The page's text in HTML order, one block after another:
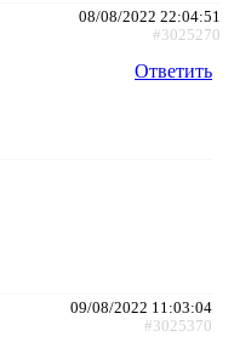
08/08/2022 22:04:51
#3025270
Ответить
09/08/2022 11:03:04
#3025370